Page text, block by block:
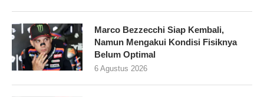
Marco Bezzecchi Siap Kembali,
Namun Mengakui Kondisi Fisiknya
Belum Optimal
6 Agustus 2026